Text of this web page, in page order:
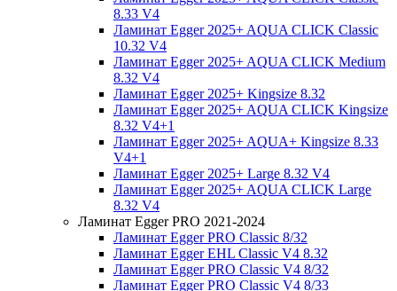
8.33 V4
Ламинат Egger 2025+ AQUA CLICK Classic
10.32 V4
Ламинат Egger 2025+ AQUA CLICK Medium
8.32 V4
Ламинат Egger 2025+ Kingsize 8.32
Ламинат Egger 2025+ AQUA CLICK Kingsize
8.32 V4+1
Ламинат Egger 2025+ AQUA+ Kingsize 8.33
V4+1
Ламинат Egger 2025+ Large 8.32 V4
Ламинат Egger 2025+ AQUA CLICK Large
8.32 V4
Ламинат Egger PRO 2021-2024
Ламинат Egger PRO Classic 8/32
Ламинат Egger EHL Classic V4 8.32
Ламинат Egger PRO Classic V4 8/32
Ламинат Egger PRO Classic V4 8/33